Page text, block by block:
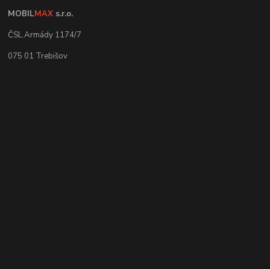
MOBILMAX s.r.o.
ČSL.Armády 1174/7
075 01 Trebišov